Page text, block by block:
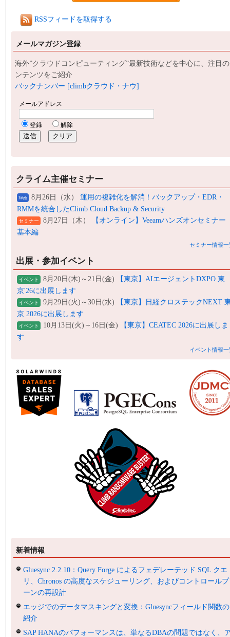
RSSフィードを取得する
メールマガジン登録
海外”クラウドコンピューティング”最新技術などを中心に、注目
ンテンツをご紹介
バックナンバー [climbクラウド・ナウ]
クライム主催セミナー
Web 8月26日（水） 運用の複雑化を解消！バックアップ・EDR・
RMMを統合したClimb Cloud Backup & Security
セミナー 8月27日（木）
【オンライン】Veeamハンズオンセミナー
基本編
セミナー情報一
出展・参加イベント
イベント 8月20日(木)～21日(金)
【東京】AIエージェントDXPO 東
京'26に出展します
イベント 9月29日(火)～30日(水)
【東京】日経クロステックNEXT
京 2026に出展します
イベント 10月13日(火)～16日(金)
【東京】CEATEC 2026に出展しま
す
イベント情報一
新着情報
Gluesync 2.2.10：Query Forge によるフェデレーテッド SQL クエ
リ、Chronos の高度なスケジューリング、およびコントロール
ーンの再設計
エッジでのデータマスキングと変換：Gluesyncフィールド関数の
紹介
SAP HANAのパフォーマンスは、単なるDBAの問題ではなく、